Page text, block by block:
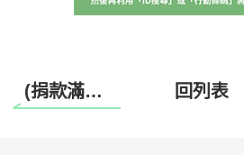
(捐款滿額禮調整)台灣好農 有機花東白米異動公告 回列表